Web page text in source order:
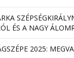
ÉS A NAGY
2025: